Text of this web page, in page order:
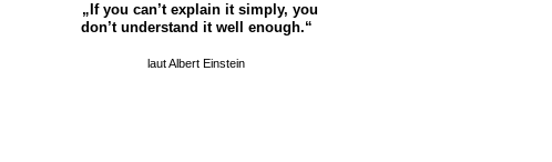
„If you can’t explain it simply, you
don’t understand it well enough.“
laut Albert Einstein